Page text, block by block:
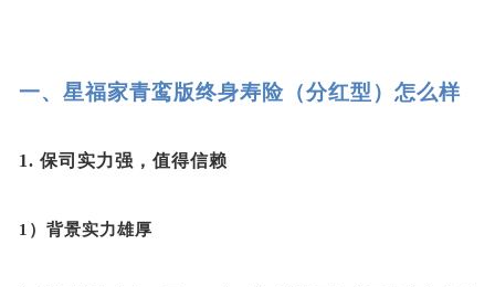
一、 星福家青鸾版终身寿险（分红型）怎么样
1. 保司实力强，值得信赖
1） 背景实力雄厚